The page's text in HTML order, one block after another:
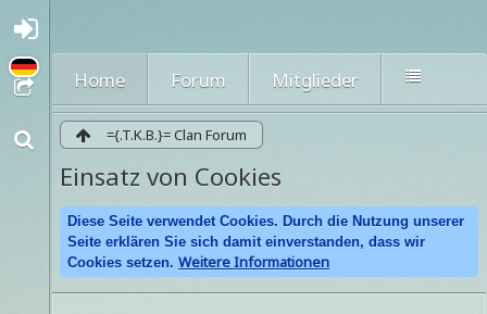
nmel
den
oder
strie
ren
Home Forum Mitglieder
={.T.K.B.}= Clan Forum
Einsatz von Cookies
Diese Seite verwendet Cookies. Durch die Nutzung unserer
Seite erklären Sie sich damit einverstanden, dass wir
Cookies setzen. Weitere Informationen